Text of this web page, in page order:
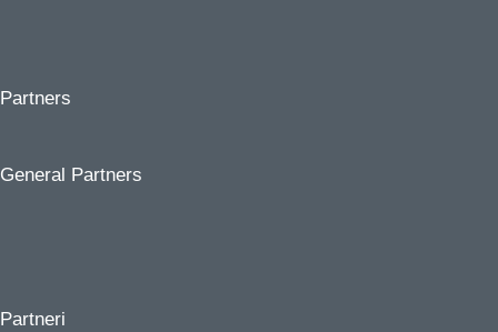
Partners
General Partners
Partneri